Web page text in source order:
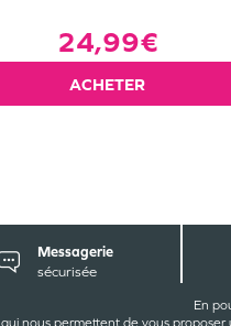
En
qui nous permettent de vous proposer
24,99€
ACHETER
Messagerie
sécurisée